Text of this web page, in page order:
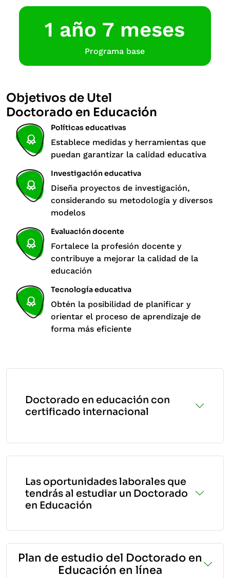
1 año 7 meses
Programa base
Objetivos de Utel
Doctorado en Educación
Políticas educativas
Establece medidas y herramientas que
puedan garantizar la calidad educativa
Investigación educativa
Diseña proyectos de investigación,
considerando su metodología y diversos
modelos
Evaluación docente
Fortalece la profesión docente y
contribuye a mejorar la calidad de la
educación
Tecnología educativa
Obtén la posibilidad de planificar y
orientar el proceso de aprendizaje de
forma más eficiente
Doctorado en educación con
certificado internacional
Las oportunidades laborales que
tendrás al estudiar un Doctorado
en Educación
Plan de estudio del Doctorado en
Educación en línea